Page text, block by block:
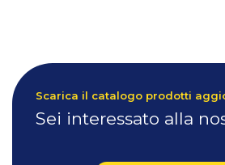
Scarica il catalogo prodotti
Sei interessato alla